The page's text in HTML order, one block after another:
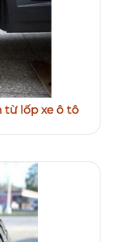
từ lốp xe ô tô